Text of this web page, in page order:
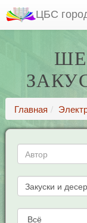
ЦБС
Главная